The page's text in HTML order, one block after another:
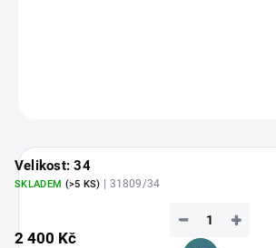
Velikost: 34
SKLADEM (>5 KS) | 31809/34
2 400 Kč
+
−